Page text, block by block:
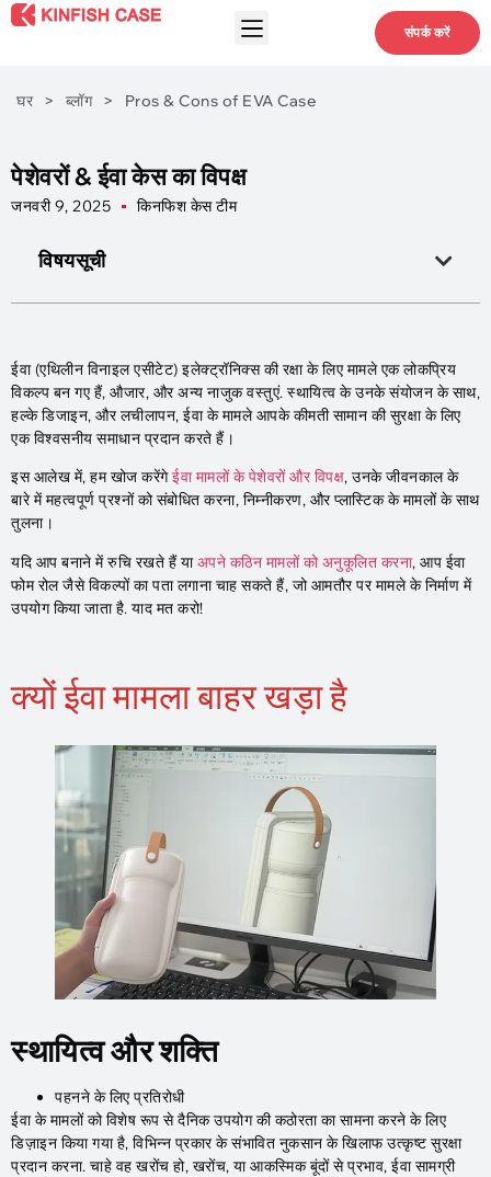
संपर्क करें
घर > ब्लॉग > Pros & Cons of EVA Case
पेशेवरों & ईवा केस का विपक्ष
जनवरी 9, 2025 किनफिश केस टीम
विषयसूची
ईवा (एथिलीन विनाइल एसीटेट) इलेक्ट्रॉनिक्स की रक्षा के लिए मामले एक लोकप्रिय
विकल्प बन गए हैं, औजार, और अन्य नाजुक वस्तुएं. स्थायित्व के उनके संयोजन के साथ,
हल्के डिजाइन, और लचीलापन, ईवा के मामले आपके कीमती सामान की सुरक्षा के लिए
एक विश्वसनीय समाधान प्रदान करते हैं।
इस आलेख में, हम खोज करेंगेईवा मामलों के पेशेवरों और विपक्ष, उनके जीवनकाल के
बारे में महत्वपूर्ण प्रश्नों को संबोधित करना, निम्नीकरण, और प्लास्टिक के मामलों के साथ
तुलना।
यदि आप बनाने में रुचि रखते हैं याअपने कठिन मामलों को अनुकूलित करना, आप ईवा
फोम रोल जैसे विकल्पों का पता लगाना चाह सकते हैं, जो आमतौर पर मामले के निर्माण में
उपयोग किया जाता है. याद मत करो!
क्यों ईवा मामला बाहर खड़ा है
स्थायित्व और शक्ति
पहनने के लिए प्रतिरोधी
ईवा के मामलों को विशेष रूप से दैनिक उपयोग की कठोरता का सामना करने के लिए
डिज़ाइन किया गया है, विभिन्न प्रकार के संभावित नुकसान के खिलाफ उत्कृष्ट सुरक्षा
प्रदान करना. चाहे वह खरोंच हो, खरोंच, या आकस्मिक बूंदों से प्रभाव, ईवा सामग्री